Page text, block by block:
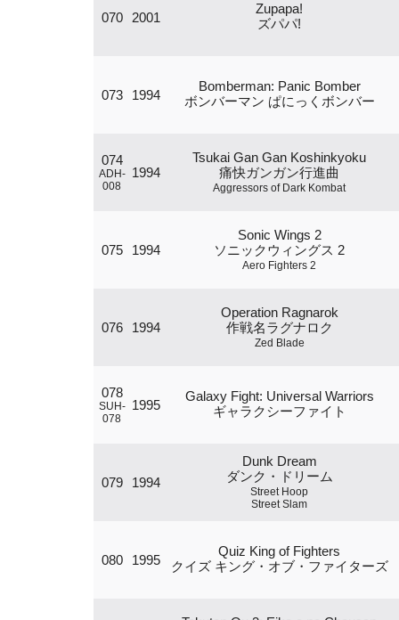
070 2001
Zupapa!
ズパパ!
073 1994
Bomberman: Panic Bomber
ボンバーマン ぱにっくボンバー
074
ADH-
008
1994
Tsukai Gan Gan Koshinkyoku
痛快ガンガン行進曲
Aggressors of Dark Kombat
075 1994
Sonic Wings 2
ソニックウィングス 2
Aero Fighters 2
076 1994
Operation Ragnarok
作戦名ラグナロク
Zed Blade
078
SUH-
078
1995
Galaxy Fight: Universal Warriors
ギャラクシーファイト
079 1994
Dunk Dream
ダンク・ドリーム
Street Hoop
Street Slam
080 1995
Quiz King of Fighters
クイズ キング・オブ・ファイターズ